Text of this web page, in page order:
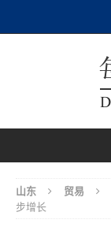
山东 贸易
步增长